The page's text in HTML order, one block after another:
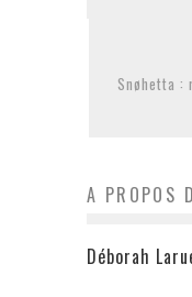
Snøhetta
A PROPOS
Déborah